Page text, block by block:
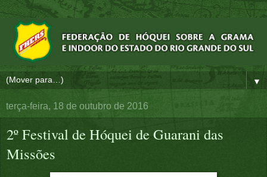
▼
terça-feira, 18 de outubro de 2016
2º Festival de Hóquei de Guarani das
Missões